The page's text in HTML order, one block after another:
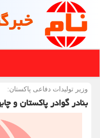
وزیر تولیدات دفاعی پاكستان:
بنادر گوادر پاكستان و